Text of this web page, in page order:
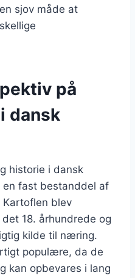
sjov måde at
på
dansk
historie i dansk
en fast bestanddel af
Kartoflen blev
18. århundrede og
kilde til næring.
populære, da de
kan opbevares i lang